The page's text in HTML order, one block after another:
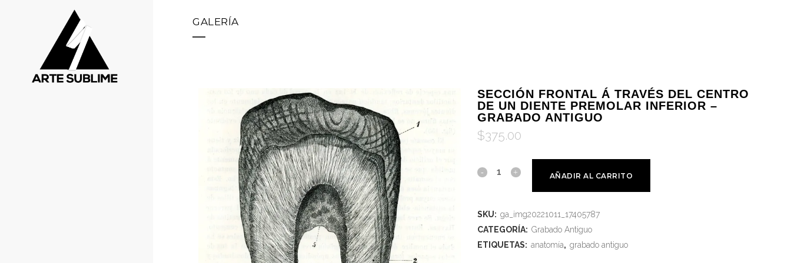
GALERÍA
SECCIÓN FRONTAL Á TRAVÉS DEL CENTRO
DE UN DIENTE PREMOLAR INFERIOR –
GRABADO ANTIGUO
$375.00
AÑADIR AL CARRITO
SKU: ga_img20221011_17405787
CATEGORÍA: Grabado Antiguo
ETIQUETAS: anatomía, grabado antiguo